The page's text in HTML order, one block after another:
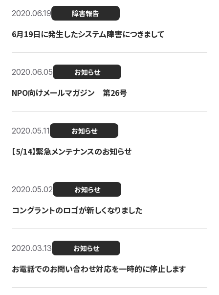
2020.06.19 障害報告
6月19日に発生したシステム障害につきまして
2020.06.05 お知らせ
NPO向けメールマガジン 第26号
2020.05.11 お知らせ
【5/14】緊急メンテナンスのお知らせ
2020.05.02 お知らせ
コングラントのロゴが新しくなりました
2020.03.13 お知らせ
お電話でのお問い合わせ対応を一時的に停止します